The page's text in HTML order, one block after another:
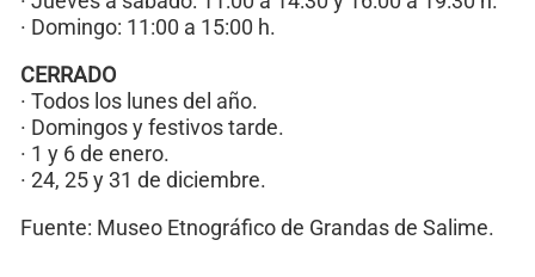
· Domingo: 11:00 a 15:00 h.
CERRADO
· Todos los lunes del año.
· Domingos y festivos tarde.
· 1 y 6 de enero.
· 24, 25 y 31 de diciembre.
Fuente: Museo Etnográfico de Grandas de Salime.